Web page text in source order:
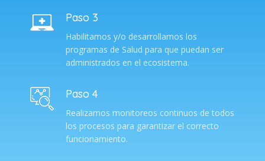
Paso 3
Habilitamos y/o desarrollamos los
programas de Salud para que puedan ser
administrados en el ecosistema.
Paso 4
Realizamos monitoreos continuos de todos
los procesos para garantizar el correcto
funcionamiento.